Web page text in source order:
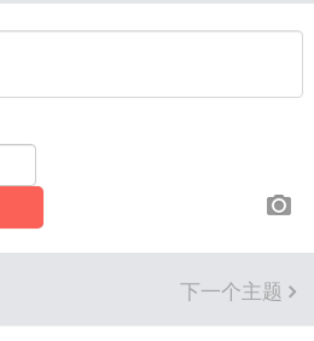
下一个主题